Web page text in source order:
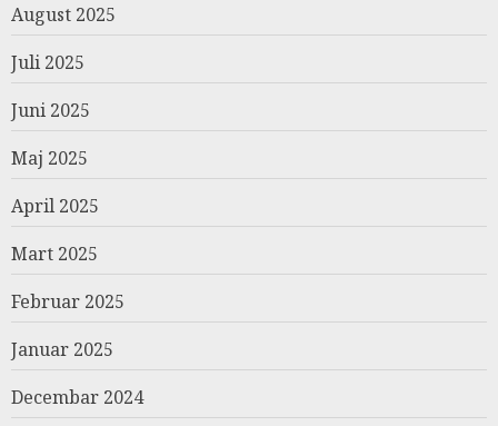
August 2025
Juli 2025
Juni 2025
Maj 2025
April 2025
Mart 2025
Februar 2025
Januar 2025
Decembar 2024